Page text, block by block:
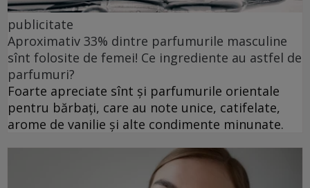
publicitate
Aproximativ 33% dintre parfumurile masculine
sînt folosite de femei! Ce ingrediente au astfel de
parfumuri?
Foarte apreciate sînt și parfumurile orientale
pentru bărbați, care au note unice, catifelate,
arome de vanilie și alte condimente minunate.